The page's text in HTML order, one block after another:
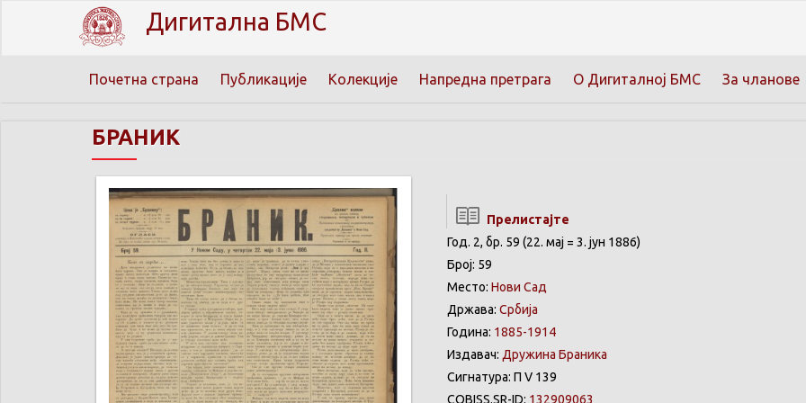
Дигитална БМС
Почетна страна Публикације Колекције Напредна претрага О Дигиталној БМС За чланове
БРАНИК
Прелистајте
Год. 2, бр. 59 (22. мај = 3. јун 1886)
Број: 59
Место: Нови Сад
Држава: Србија
Година: 1885-1914
Издавач: Дружина Браника
Сигнатура: П V 139
COBISS.SR-ID: 132909063